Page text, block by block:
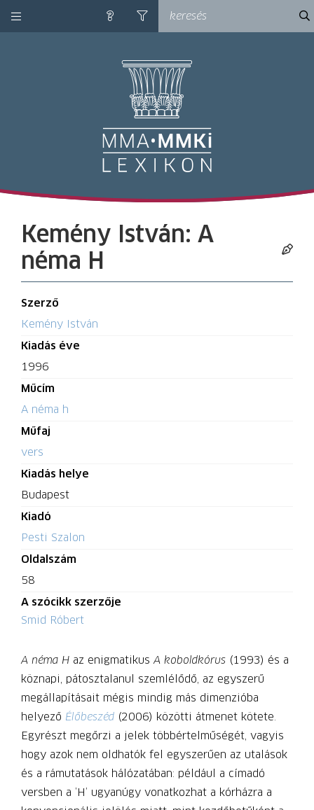
kategóriák
súgó szűrés
Kemény István: A
néma H
Szerző
Kemény István
Kiadás éve
1996
Műcím
A néma h
Műfaj
vers
Kiadás helye
Budapest
Kiadó
Pesti Szalon
Oldalszám
58
A szócikk szerzője
Smid Róbert
A néma H az enigmatikusA koboldkórus (1993) és a
köznapi, pátosztalanul szemlélődő, az egyszerű
megállapításait mégis mindig más dimenzióba
helyező Élőbeszéd (2006) közötti átmenet kötete.
Egyrészt megőrzi a jelek többértelműségét, vagyis
hogy azok nem oldhatók fel egyszerűen az utalások
és a rámutatások hálózatában: például a címadó
versben a ’H’ ugyanúgy vonatkozhat a kórházra a